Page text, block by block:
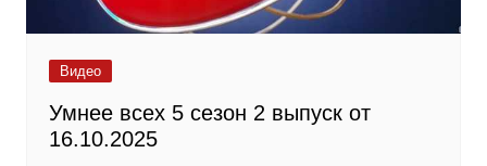
Видео
Умнее всех 5 сезон 2 выпуск от
16.10.2025